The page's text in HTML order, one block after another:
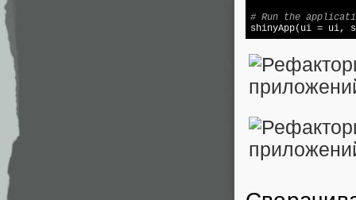
# Run the
shinyApp(ui = ui,